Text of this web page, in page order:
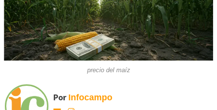
precio del maíz
Por Infocampo